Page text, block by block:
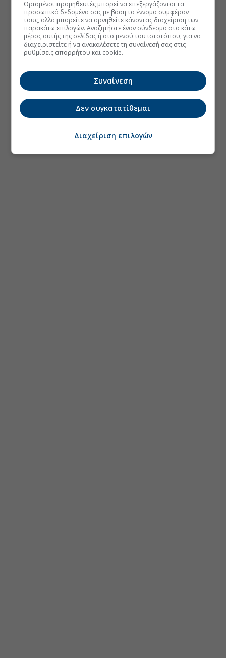
Ορισμένοι προμηθευτές μπορεί να επεξεργάζονται τα
προσωπικά δεδομένα σας με βάση το έννομο συμφέρον
τους, αλλά μπορείτε να αρνηθείτε κάνοντας διαχείριση των
παρακάτω επιλογών. Αναζητήστε έναν σύνδεσμο στο κάτω
μέρος αυτής της σελίδας ή στο μενού του ιστοτόπου, για να
διαχειριστείτε ή να ανακαλέσετε τη συναίνεσή σας στις
ρυθμίσεις απορρήτου και cookie.
Συναίνεση
Δεν συγκατατίθεμαι
Διαχείριση επιλογών